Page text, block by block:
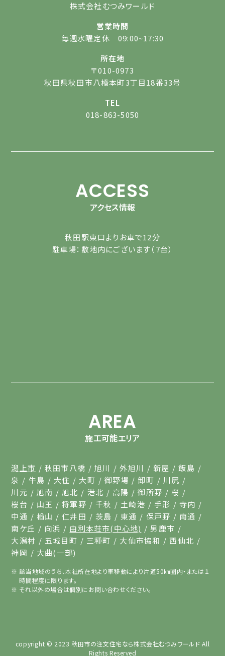
株式会社むつみワールド
営業時間
毎週水曜定休 09:00~17:30
所在地
〒010-0973
秋田県秋田市八橋本町3丁目18番33号
TEL
018-863-5050
ACCESS
アクセス情報
秋田駅東口よりお車で12分
駐車場：敷地内にございます（7台）
AREA
施工可能エリア
潟上市 秋田市八橋 旭川 外旭川 新屋
飯島
泉
牛島 大住 大町 御野場 卸町
川尻
川元
旭南 旭北 港北 高陽 御所野
桜
桜台
山王 将軍野 千秋 土崎港 手形
寺内
中通
楢山 仁井田 茨島 東通 保戸野
南通
南ケ丘
向浜 由利本荘市(中心地)
男鹿市
大潟村
五城目町 三種町 大仙市協和
西仙北
神岡
大曲(一部)
該当地域のうち、本社所在地より車移動により片道50㎞圏内・または１
時間程度に限ります。
それ以外の場合は個別にお問い合わせください。
copyright © 2023 秋田市の注文住宅なら株式会社むつみワールド All
Rights Reserved